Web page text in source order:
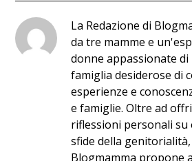
La Redazione di
da tre mamme e
donne appassionate
famiglia desiderose di
esperienze e
e famiglie. Oltre ad
riflessioni personali
sfide della genitorialità,
Blogmamma propone